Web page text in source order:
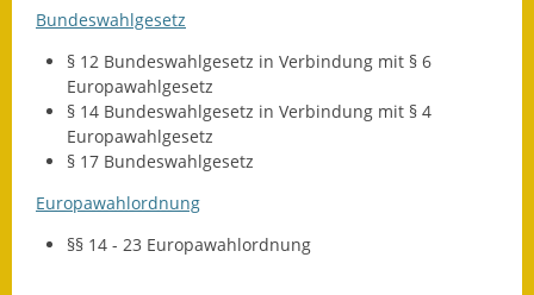
Gebäuden
Hochwassergefahrenkarte
Gemeindehalle und
Grundschule &
Bundeswahlgesetz
§ 12 Bundeswahlgesetz in Verbindung mit § 6
Europawahlgesetz
§ 14 Bundeswahlgesetz in Verbindung mit § 4
Europawahlgesetz
§ 17 Bundeswahlgesetz
Europawahlordnung
§§ 14 - 23 Europawahlordnung